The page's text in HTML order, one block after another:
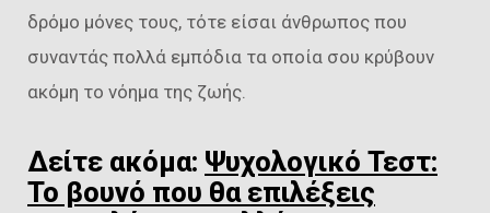
δρόμο μόνες τους, τότε είσαι άνθρωπος που
συναντάς πολλά εμπόδια τα οποία σου κρύβουν
ακόμη το νόημα της ζωής.
Δείτε ακόμα: Ψυχολογικό Τεστ:
Το βουνό που θα επιλέξεις